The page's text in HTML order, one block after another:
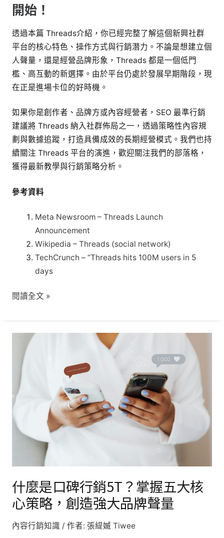
開始！
透過本篇 Threads介紹，你已經完整了解這個新興社群
平台的核心特色、操作方式與行銷潛力。不論是想建立個
人聲量，還是經營品牌形象，Threads 都是一個低門
檻、高互動的新選擇。由於平台仍處於發展早期階段，現
在正是進場卡位的好時機。
如果你是創作者、品牌方或內容經營者，SEO 最準行銷
建議將 Threads 納入社群佈局之一，透過策略性內容規
劃與數據追蹤，打造具備成效的長期經營模式。我們也持
續關注 Threads 平台的演進，歡迎關注我們的部落格，
獲得最新教學與行銷策略分析。
參考資料
Meta Newsroom – Threads Launch
Announcement
Wikipedia – Threads (social network)
TechCrunch – “Threads hits 100M users in 5
days
閱讀全文 »
什麼是口碑行銷5T？掌握五大核
心策略，創造強大品牌聲量
內容行銷知識 / 作者: 張緹媙 Tiwee
碑
行
銷
5T？
大
核
策